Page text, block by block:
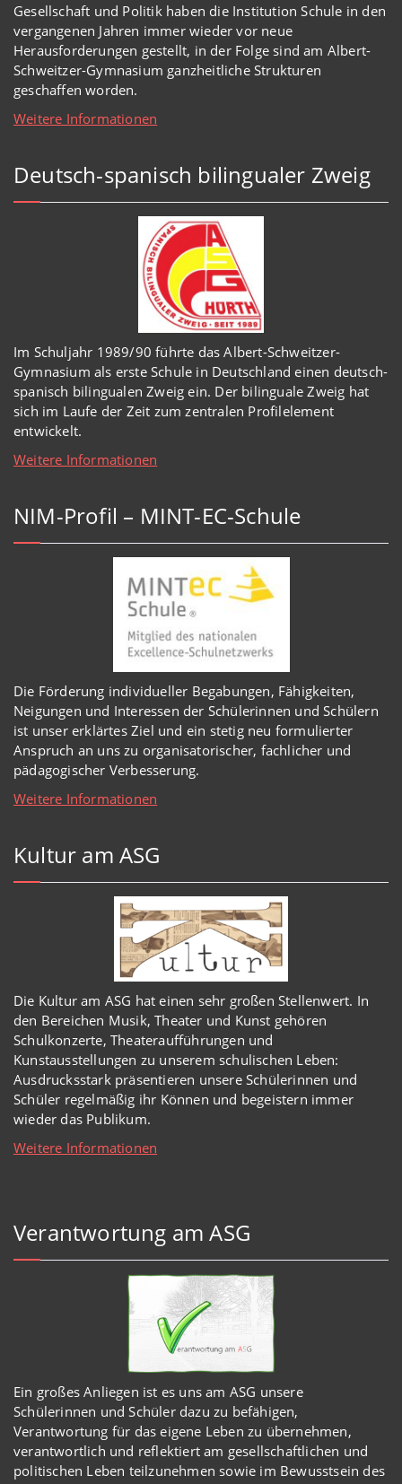
Gesellschaft und Politik haben die Institution Schule in den
vergangenen Jahren immer wiedervor neue
Herausforderungen gestellt, in der Folge sind am Albert-
Schweitzer-Gymnasium ganzheitliche Strukturen
geschaffen worden.
Weitere Informationen
Deutsch-spanisch bilingualer Zweig
Im Schuljahr 1989/90 führte das Albert-Schweitzer-
Gymnasium als erste Schule in Deutschland einen deutsch-
spanisch bilingualen Zweig ein. Der bilinguale Zweig hat
sich im Laufe der Zeit zum zentralen Profilelement
entwickelt.
Weitere Informationen
NIM-Profil – MINT-EC-Schule
Die Förderung individueller Begabungen, Fähigkeiten,
Neigungen und Interessen der Schülerinnen und Schülern
ist unser erklärtes Ziel und ein stetig neu formulierter
Anspruch an uns zu organisatorischer, fachlicher und
pädagogischer Verbesserung.
Weitere Informationen
Kultur am ASG
Die Kultur am ASG hat einen sehr großen Stellenwert. In
den Bereichen Musik, Theater und Kunst gehören
Schulkonzerte, Theateraufführungen und
Kunstausstellungen zu unserem schulischen Leben:
Ausdrucksstark präsentieren unsere Schülerinnen und
Schüler regelmäßig ihr Können und begeistern immer
wieder das Publikum.
Weitere Informationen
Verantwortung am ASG
Ein großes Anliegen ist es uns am ASG unsere
Schülerinnen und Schüler dazu zu befähigen,
Verantwortung für das eigene Leben zu übernehmen,
verantwortlich und reflektiert am gesellschaftlichen und
politischen Leben teilzunehmen sowie im Bewusstsein des